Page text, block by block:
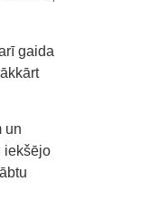
gaida
un
iekšējo